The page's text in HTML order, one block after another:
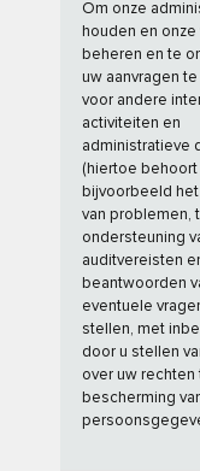
Om onze
houden en
beheren en te
uw aanvragen
voor andere
activiteiten en
administratieve
(hiertoe behoort
bijvoorbeeld
van problemen,
ondersteuning
auditvereisten
beantwoorden
eventuele
stellen, met
door u stellen
over uw rechten
bescherming